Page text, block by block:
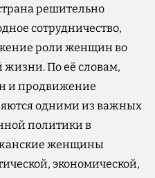
решительно
сотрудничество,
роли женщин во
жизни. По её словам,
и продвижение
одними из важных
политики в
женщины
экономической,